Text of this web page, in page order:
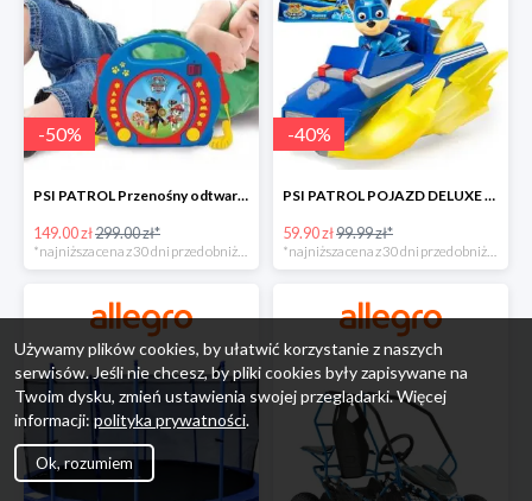
-50%
PSI PATROL Przenośny odtwarzacz CD Karaoke PAW -50%
149.00 zł299.00 zł*
*najniższa cena z 30 dni przed obniżką
-40%
PSI PATROL POJAZD DELUXE FIGURKA CHASE MIGHTY PUPS -40%
59.90 zł99.99 zł*
*najniższa cena z 30 dni przed obniżką
Używamy plików cookies, by ułatwić korzystanie z naszych
serwisów. Jeśli nie chcesz, by pliki cookies były zapisywane na
Twoim dysku, zmień ustawienia swojej przeglądarki. Więcej
informacji: polityka prywatności.
Ok, rozumiem